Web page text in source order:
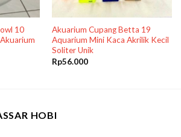
10
Akuarium Cupang Betta 19
Aquarium Mini Kaca Akrilik Kecil
Soliter Unik
Rp56.000
HOBI